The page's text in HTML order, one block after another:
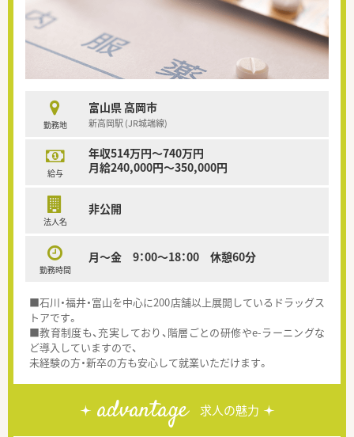
勤務地
富山県 高岡市
新高岡駅 (JR城端線)
給与
年収514万円～740万円
月給240,000円～350,000円
法人名
非公開
勤務時間
月～金 9：00～18：00 休憩60分
■石川・福井・富山を中心に200店舗以上展開しているドラッグス
トアです。
■教育制度も、充実しており、階層ごとの研修やe-ラーニングな
ど導入していますので、
未経験の方・新卒の方も安心して就業いただけます。
advantage 求人の魅力